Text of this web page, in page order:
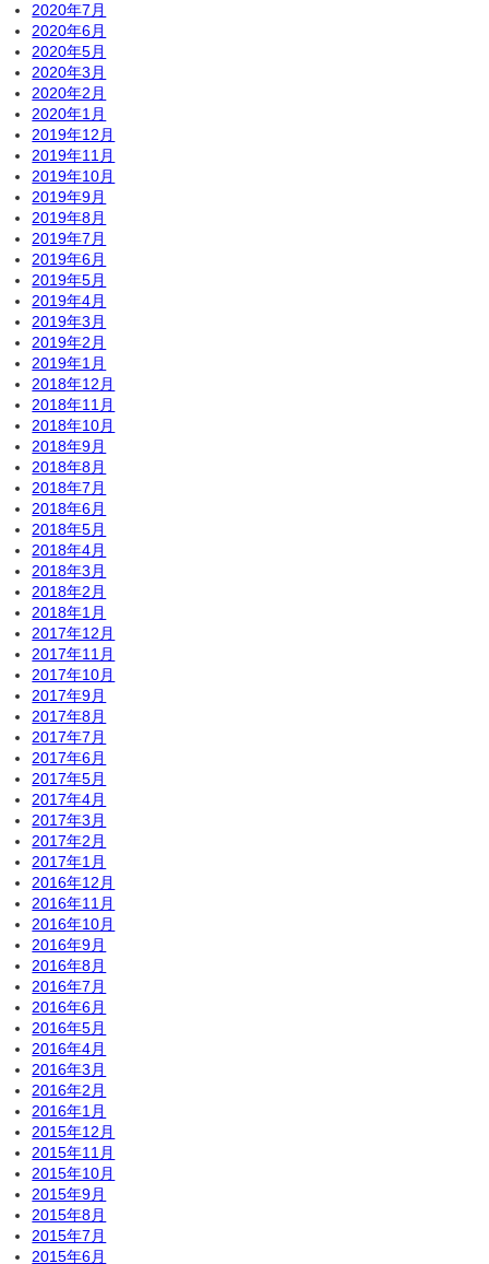
2020年7月
2020年6月
2020年5月
2020年3月
2020年2月
2020年1月
2019年12月
2019年11月
2019年10月
2019年9月
2019年8月
2019年7月
2019年6月
2019年5月
2019年4月
2019年3月
2019年2月
2019年1月
2018年12月
2018年11月
2018年10月
2018年9月
2018年8月
2018年7月
2018年6月
2018年5月
2018年4月
2018年3月
2018年2月
2018年1月
2017年12月
2017年11月
2017年10月
2017年9月
2017年8月
2017年7月
2017年6月
2017年5月
2017年4月
2017年3月
2017年2月
2017年1月
2016年12月
2016年11月
2016年10月
2016年9月
2016年8月
2016年7月
2016年6月
2016年5月
2016年4月
2016年3月
2016年2月
2016年1月
2015年12月
2015年11月
2015年10月
2015年9月
2015年8月
2015年7月
2015年6月